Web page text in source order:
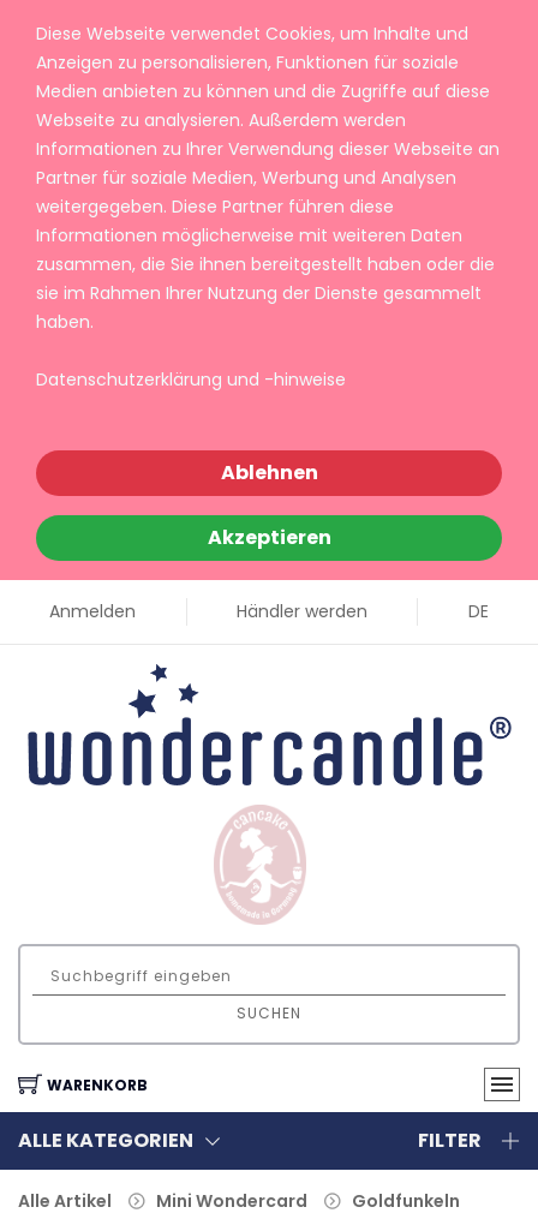
Diese Webseite verwendet Cookies, um Inhalte und
Anzeigen zu personalisieren, Funktionen für soziale
Medien anbieten zu können und die Zugriffe auf diese
Webseite zu analysieren. Außerdem werden
Informationen zu Ihrer Verwendung dieser Webseite an
Partner für soziale Medien, Werbung und Analysen
weitergegeben. Diese Partner führen diese
Informationen möglicherweise mit weiteren Daten
zusammen, die Sie ihnen bereitgestellt haben oder die
sie im Rahmen Ihrer Nutzung der Dienste gesammelt
haben.
Datenschutzerklärung und -hinweise
Ablehnen
Akzeptieren
Anmelden Händler werden DE
SUCHEN
WARENKORB
ALLE KATEGORIEN FILTER
Alle Artikel Mini Wondercard
Goldfunkeln